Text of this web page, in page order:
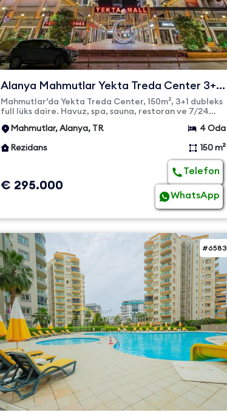
Alanya Mahmutlar Yekta Treda Center 3+1
Dubleks Full Lüks Sa...
Mahmutlar’da Yekta Treda Center, 150m², 3+1 dubleks
full lüks daire. Havuz, spa, sauna, restoran ve 7/24
Mahmutlar, Alanya, TR
4 Oda
Rezidans
150 m²
€ 295.000
Telefon
WhatsApp
#6583